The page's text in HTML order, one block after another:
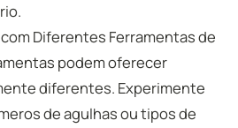
Diferentes Ferramentas de
podem oferecer
diferentes. Experimente
de agulhas ou tipos de